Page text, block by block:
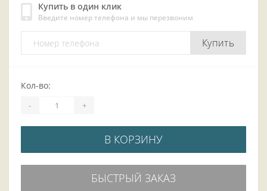
Купить в один клик
Введите номер телефона и мы перезвоним
Купить
Кол-во:
- +
В КОРЗИНУ
БЫСТРЫЙ ЗАКАЗ